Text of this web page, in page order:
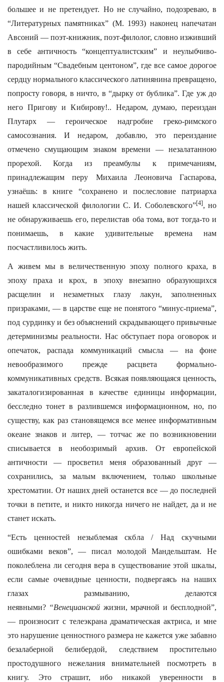
большее и не претендует. Но не случайно, подозреваю, в
“Литературных памятниках” (М. 1993) наконец напечатан
Авсоний — поэт-книжник, поэт-филолог, словно изживший
в себе античность “концептуалистским” и неулыбчиво-
пародийным “Свадебным центоном”, где все самое дорогое
сердцу нормального классического латинянина превращено,
попросту говоря, в ничто, в “дырку от бублика”. Где уж до
него Пригову и Кибирову!.. Недаром, думаю, переиздан
Плутарх — героическое надгробие греко-римского
самосознания. И недаром, добавлю, это переиздание
отмечено смущающим знаком времени — незалатанною
прорехой. Когда из преамбулы к примечаниям,
принадлежащим перу Михаила Леоновича Гаспарова,
узнаёшь: в книге “сохранено и послесловие патриарха
нашей классической филологии С. И. Соболевского”[4], но
не обнаруживаешь его, перелистав оба тома, вот тогда-то и
понимаешь, в какие удивительные времена нам
посчастливилось жить.
А живем мы в величественную эпоху полного краха, в
эпоху праха и крох, в эпоху внезапно образующихся
расщелин и незаметных глазу лакун, заполненных
призраками, — в царстве еще не понятого “минус-приема”,
под сурдинку и без объяснений скрадывающего привычные
детерминизмы реальности. Нас обступает пора оговорок и
опечаток, распада коммуникаций смысла — на фоне
невообразимого прежде расцвета формально-
коммуникативных средств. Всякая появляющаяся ценность,
закаталогизированная в качестве единицы информации,
бесследно тонет в разлившемся информационном, но, по
существу, как раз становящемся все менее информативным
океане знаков и литер, — тотчас же по возникновении
списывается в необозримый архив. От европейской
античности — просветил меня образованный друг —
сохранились, за малым включением, только школьные
хрестоматии. От наших дней останется все — до последней
точки в петите, и никто никогда ничего не найдет, да и не
станет искать.
“Есть ценностей незыблемая скбла / Над скучными
ошибками веков”, — писал молодой Мандельштам. Не
поколеблена ли сегодня вера в существование этой шкалы,
если самые очевидные ценности, подвергаясь на наших
глазах размыванию, делаются
неявными? “Венецианской жизни, мрачной и бесплодной”,
— произносит с телеэкрана драматическая актриса, и мне
это нарушение ценностного размера не кажется уже забавно
безалаберной белибердой, следствием простительно
простодушного нежелания внимательней посмотреть в
книгу. Это страшит, ибо никакой уверенности в